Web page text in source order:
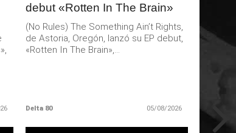
debut «Rotten In The Brain»
(No Rules) The Something Ain’t Rights,
de Astoria, Oregón, lanzó su EP debut,
«Rotten In The Brain»,...
Delta 80 05/08/2026